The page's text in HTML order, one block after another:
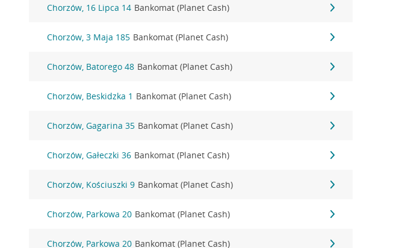
Chorzów, 16 Lipca 14 Bankomat (Planet Cash)
Chorzów, 3 Maja 185 Bankomat (Planet Cash)
Chorzów, Batorego 48 Bankomat (Planet Cash)
Chorzów, Beskidzka 1 Bankomat (Planet Cash)
Chorzów, Gagarina 35 Bankomat (Planet Cash)
Chorzów, Gałeczki 36 Bankomat (Planet Cash)
Chorzów, Kościuszki 9 Bankomat (Planet Cash)
Chorzów, Parkowa 20 Bankomat (Planet Cash)
Chorzów, Parkowa 20 Bankomat (Planet Cash)